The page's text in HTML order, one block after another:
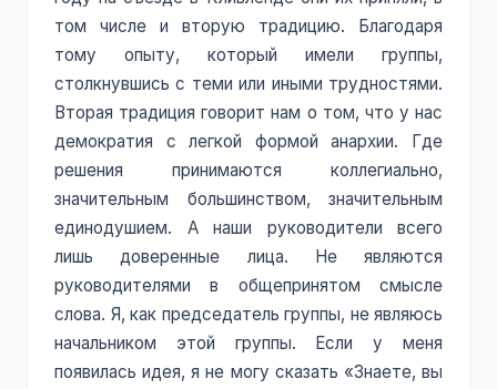
том числе и вторую традицию. Благодаря
тому опыту, который имели группы,
столкнувшись с теми или иными трудностями.
Вторая традиция говорит нам о том, что у нас
демократия с легкой формой анархии. Где
решения принимаются коллегиально,
значительным большинством, значительным
единодушием. А наши руководители всего
лишь доверенные лица. Не являются
руководителями в общепринятом смысле
слова. Я, как председатель группы, не являюсь
начальником этой группы. Если у меня
появилась идея, я не могу сказать «Знаете, вы